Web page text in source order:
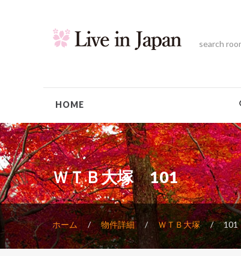
search
HOME
ＷＴＢ大塚 101
ホーム 物件詳細 ＷＴＢ大塚 101